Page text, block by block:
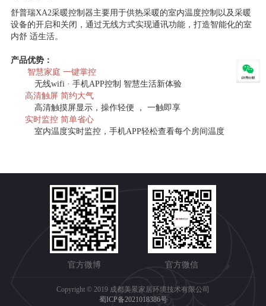
舒普瑞XA2采暖控制器主要用于供热采暖的室内温度控制以及采暖
设备的开启和关闭，通过无线方式实现通讯功能，打造智能化的室
内舒 适生活。
产品优势：
智慧家庭 ⼀键掌控
无线wifi · 手机APP控制 智慧生活新体验
⾼清触屏 简约⼤⽓
高清触摸屏显示，操作轻便 ， 一触即享
实时监控 简单省⼼
室内温度实时监控，手机APP轻松查看每个房间温度
官方微博 官方微信
Copyright © 2019 成都美景家居环境技术有限公司
蜀ICP备2021018386号